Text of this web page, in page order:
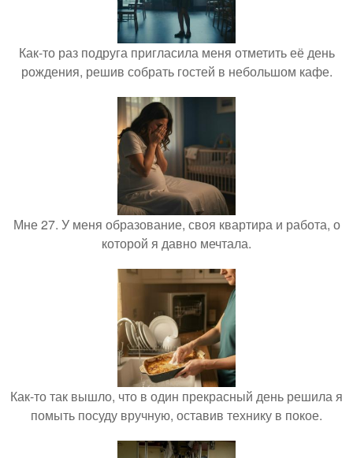
Как-то раз подруга пригласила меня отметить её день
рождения, решив собрать гостей в небольшом кафе.
Мне 27. У меня образование, своя квартира и работа, о
которой я давно мечтала.
Как-то так вышло, что в один прекрасный день решила я
помыть посуду вручную, оставив технику в покое.